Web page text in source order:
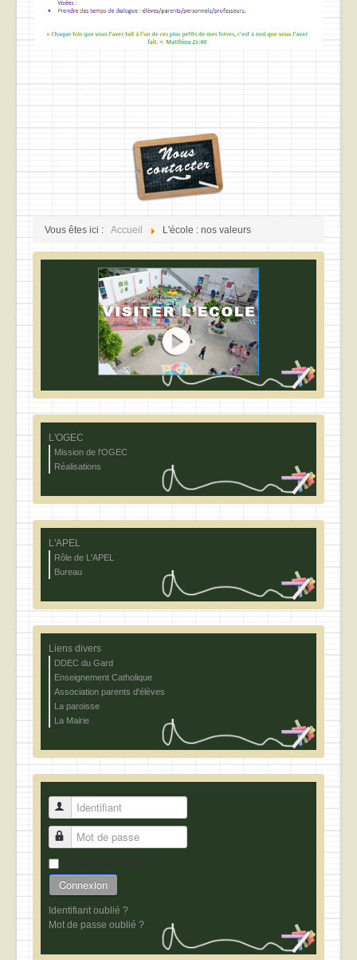
Vous êtes ici : Accueil L'école : nos valeurs
L'OGEC
Mission de l'OGEC
Réalisations
L'APEL
Rôle de L'APEL
Bureau
Liens divers
DDEC du Gard
Enseignement Catholique
Association parents d'élèves
La paroisse
La Mairie
Identifiant
Mot de passe
Connexion
Identifiant oublié ?
Mot de passe oublié ?